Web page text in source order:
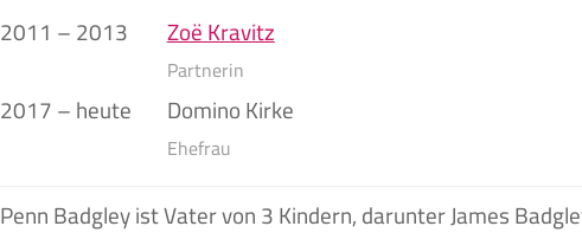
2011 – 2013 Zoë Kravitz
Partnerin
2017 – heute Domino Kirke
Ehefrau
Penn Badgley ist Vater von 3 Kindern, darunter James